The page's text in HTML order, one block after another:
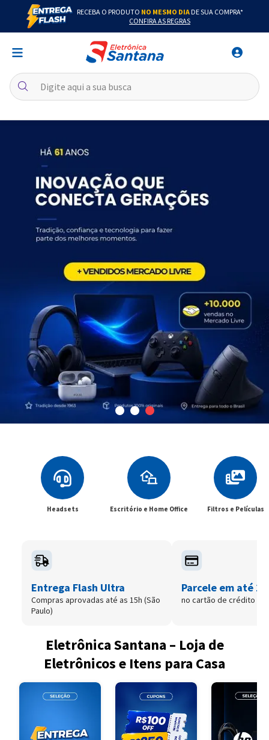
RECEBA O PRODUTO NO MESMO DIADE SUA COMPRA*
CONFIRA AS REGRAS
Headsets Escritório e Home Office Filtros e Películas
Entrega Flash Ultra
Compras aprovadas até as 15h (São
Paulo)
Parcele em até
no cartão de crédito
Eletrônica Santana – Loja de
Eletrônicos e Itens para Casa